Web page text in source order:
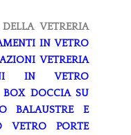
VETRERIA
IN VETRO
VETRERIA
IN VETRO
BOX DOCCIA SU
BALAUSTRE E
VETRO
PORTE